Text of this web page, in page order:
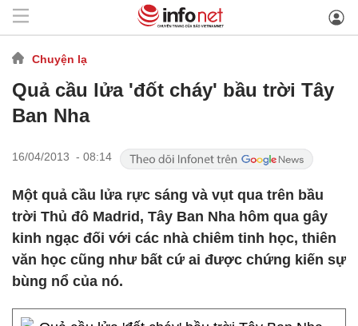
Chuyện lạ
Quả cầu lửa 'đốt cháy' bầu trời Tây
Ban Nha
16/04/2013 - 08:14
Một quả cầu lửa rực sáng và vụt qua trên bầu
trời Thủ đô Madrid, Tây Ban Nha hôm qua gây
kinh ngạc đối với các nhà chiêm tinh học, thiên
văn học cũng như bất cứ ai được chứng kiến sự
bùng nổ của nó.